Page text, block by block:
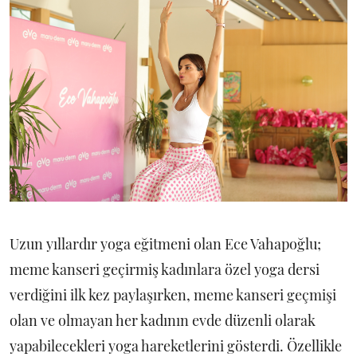
Uzun yıllardır yoga eğitmeni olan Ece Vahapoğlu;
meme kanseri geçirmiş kadınlara özel yoga dersi
verdiğini ilk kez paylaşırken, meme kanseri geçmişi
olan ve olmayan her kadının evde düzenli olarak
yapabilecekleri yoga hareketlerini gösterdi. Özellikle